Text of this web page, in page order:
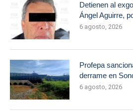
Detienen al
Ángel Aguirre,
6 agosto, 2026
Profepa
derrame en
6 agosto, 2026